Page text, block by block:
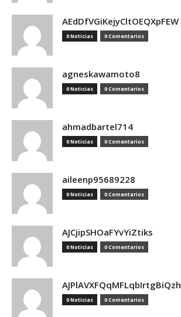
AEdDfVGiKejyCltOEQXpFEW
0 Noticias 0 Comentarios
agneskawamoto8
0 Noticias 0 Comentarios
ahmadbartel714
0 Noticias 0 Comentarios
aileenp95689228
0 Noticias 0 Comentarios
AJCjipSHOaFYvYiZtiks
0 Noticias 0 Comentarios
AJPlAVXFQqMFLqbIrtgBiQzh
0 Noticias 0 Comentarios